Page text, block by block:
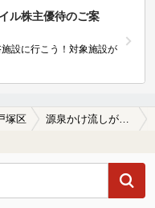
ル株主優待のご案
設に行こう！対象施設が
塚区